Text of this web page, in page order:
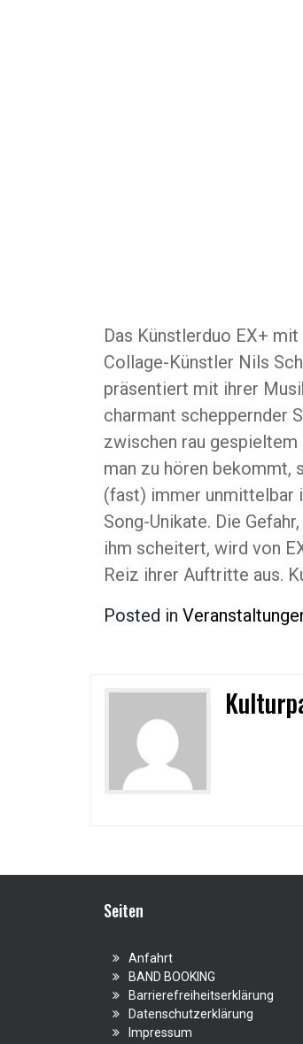
Das Künstlerduo EX+
Collage-Künstler Nils
präsentiert mit ihrer
charmant scheppernder
zwischen rau gespieltem
man zu hören bekommt,
(fast) immer unmittelbar
Song-Unikate. Die
ihm scheitert, wird von
Reiz ihrer Auftritte aus.
Posted in
Seiten
Anfahrt
BAND BOOKING
Barrierefreiheitserklärung
Datenschutzerklärung
Impressum